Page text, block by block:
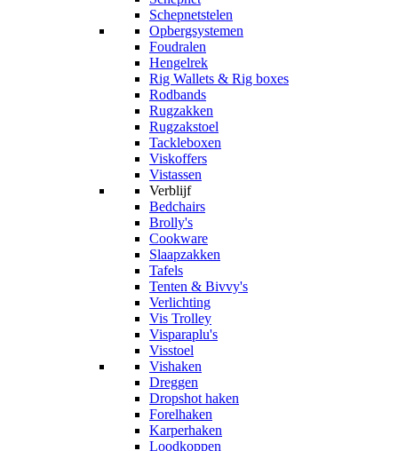
Schepnetstelen
Opbergsystemen
Foudralen
Hengelrek
Rig Wallets & Rig boxes
Rodbands
Rugzakken
Rugzakstoel
Tackleboxen
Viskoffers
Vistassen
Verblijf
Bedchairs
Brolly's
Cookware
Slaapzakken
Tafels
Tenten & Bivvy's
Verlichting
Vis Trolley
Visparaplu's
Visstoel
Vishaken
Dreggen
Dropshot haken
Forelhaken
Karperhaken
Loodkoppen